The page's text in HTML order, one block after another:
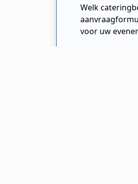
Welk
voor uw